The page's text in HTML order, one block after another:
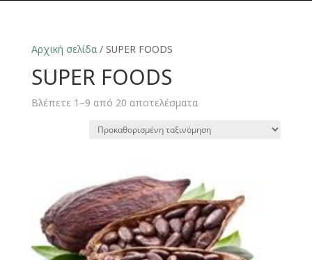
Αρχική σελίδα/ SUPER FOODS
SUPER FOODS
Βλέπετε 1–9 από 20 αποτελέσματα